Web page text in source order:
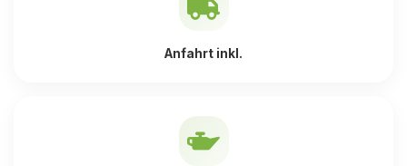
Anfahrt inkl.